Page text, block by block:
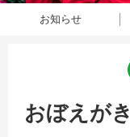
お知らせ
おぼえがき